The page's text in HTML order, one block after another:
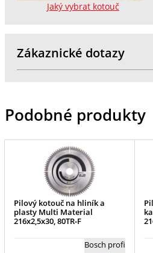
Jaký vybrat kotouč
Zákaznické dotazy
Podobné produkty
Pilový kotouč na hliník a
plasty Multi Material
216x2,5x30, 80TR-F
Bosch profi